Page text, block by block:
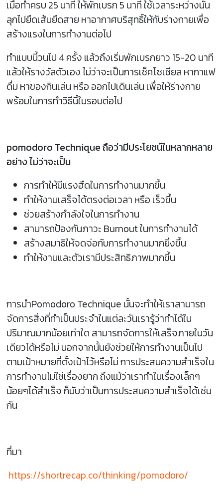
เมื่อทำครบ 25 นาที ให้พักเบรก 5 นาที ใช้เวลาระหว่างนั้น
ลุกไปยืดเส้นยืดสาย หาอากาศบริสุทธิ์ให้กับร่างกายเพื่อ
สร้างแรงในการทำงานต่อไป
ทำแบบนี้วนไป 4 ครั้ง แล้วถึงเริ่มพักเบรกยาว 15-20 นาที
แล้วให้รางวัลตัวเอง ไม่ว่าจะเป็นการเช็คโซเชียล หากาแฟ
ดื่ม หาของกินเล่น หรือ ออกไปเดินเล่น เพื่อให้ร่างกาย
พร้อมในการทำวิธีนี้ในรอบต่อไป
pomodoro Technique ถือว่ามีประโยชน์ในหลากหลาย
อย่าง ไม่ว่าจะเป็น
การทำให้มีแรงฮึดในการทำงานมากขึ้น
ทำให้งานเสร็จได้ตรงต่อเวลา หรือ เร็วขึ้น
ช่วยสร้างกำลังใจในการทำงาน
สามารถป้องกันภาวะ Burnout ในการทำงานได้
สร้างสมาธิให้จดจ่อกับการทำงานมากยิ่งขึ้น
ทำให้งานและตัวเรามีประสิทธิภาพมากขึ้น
การนำPomodoro Technique นั้นจะทำให้เราสามารถ
จัดการสิ่งที่ทำเป็นประจำในแต่ละวันเรารู้ว่าทำได้ใน
ปริมาณมากน้อยเท่าใด สามารถจัดการให้เสร็จภายในวัน
เดียวได้หรือไม่ นอกจากนั้นยังช่วยให้การทำงานเป็นไป
ตามเป้าหมายที่ตั้งเป้าไว้หรือไม่ การประสบความสำเร็จใน
การทำงานไม่ใช่เรื่องยาก ถึงแม้ว่าเราทำในเรื่องเล็กๆ
น้อยๆได้สำเร็จ ก็นับว่าเป็นการประสบความสำเร็จได้เช่น
กัน
ที่มา
https://shortrecap.co/thinking/pomodoro/